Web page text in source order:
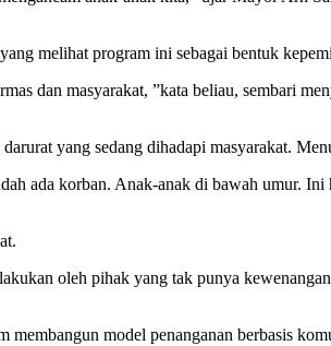
melihat program ini sebagai bentuk
dan masyarakat, ”kata beliau, sembari
yang sedang dihadapi masyarakat.
ada korban. Anak-anak di bawah umur.
oleh pihak yang tak punya
model penanganan berbasis